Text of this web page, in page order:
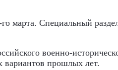
марта. Специальный
военно-
вариантов прошлых лет.